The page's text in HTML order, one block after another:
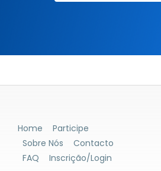
Home
Participe
Sobre Nós
Contacto
FAQ
Inscrição/Login